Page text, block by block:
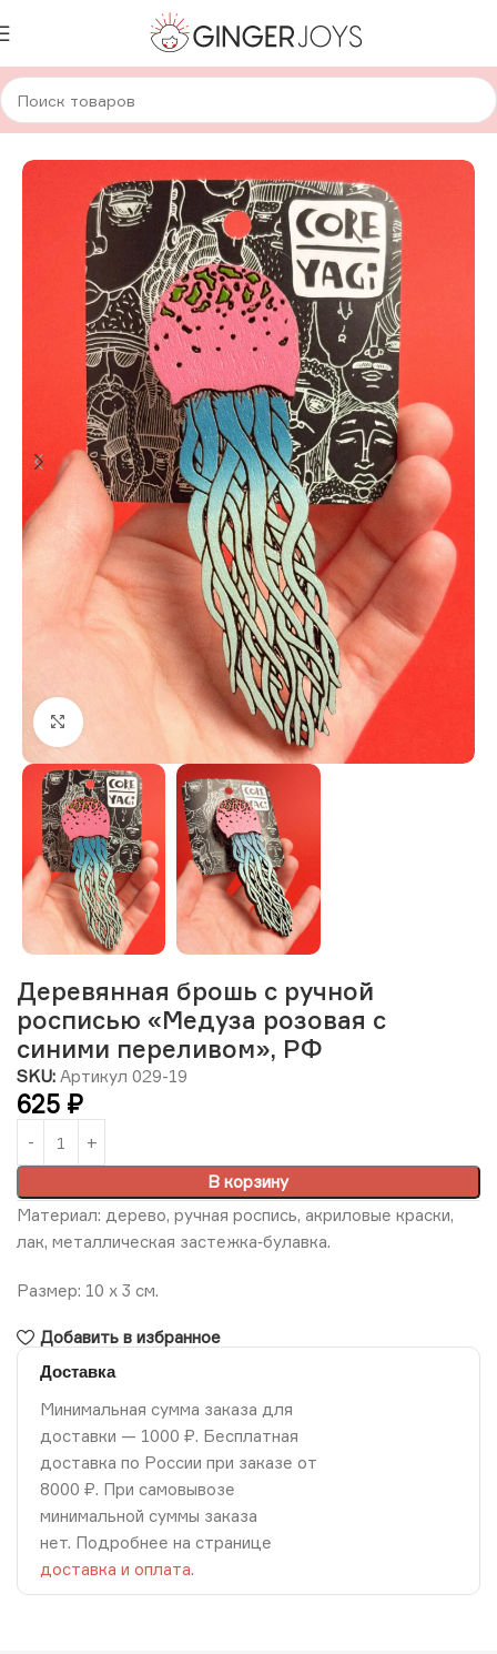
Главная Украшения Брошки и значки Деревянные брошки
Нажмите, чтобы увеличить изображение
Деревянная брошь с ручной
росписью «Медуза розовая с
синими переливом», РФ
SKU: Артикул 029-19
625 ₽
В корзину
Материал: дерево, ручная роспись, акриловые краски,
лак, металлическая застежка‑булавка.
Размер: 10 х 3 см.
Добавить в избранное
Доставка
Минимальная сумма заказа для
доставки — 1000 ₽. Бесплатная
доставка по России при заказе от
8000 ₽. При самовывозе
минимальной суммы заказа
нет. Подробнее на странице
доставка и оплата.